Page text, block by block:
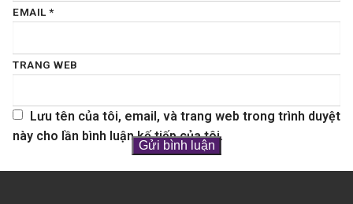
EMAIL *
TRANG WEB
Lưu tên của tôi, email, và trang web trong trình duyệt
này cho lần bình luận kế tiếp của tôi.